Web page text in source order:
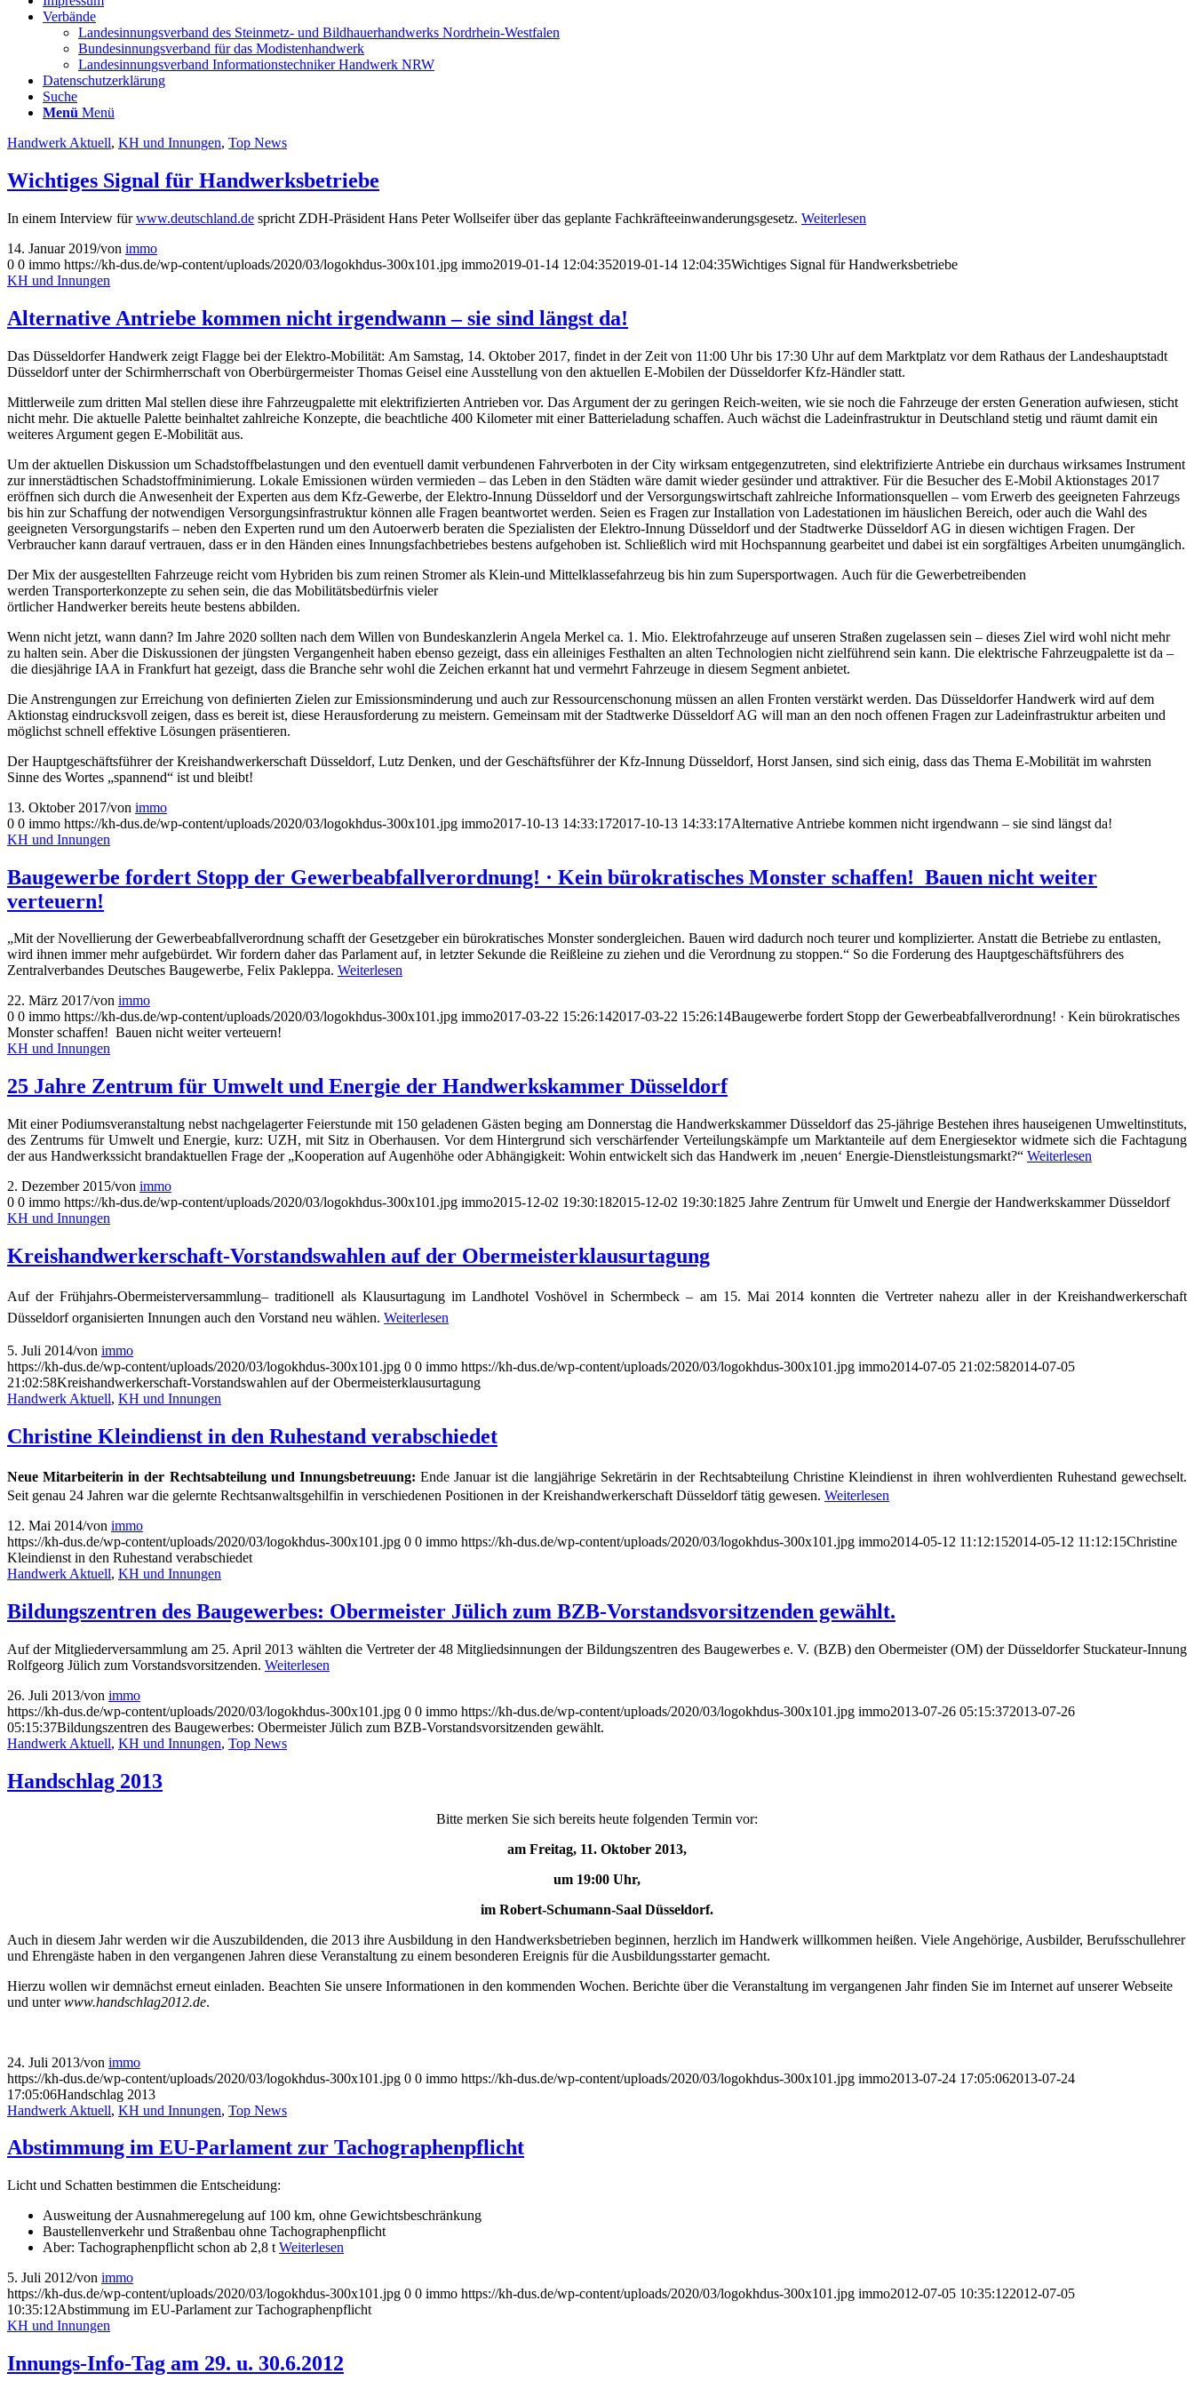
Verbände
Landesinnungsverband des Steinmetz- und Bildhauerhandwerks Nordrhein-Westfalen
Bundesinnungsverband für das Modistenhandwerk
Landesinnungsverband Informationstechniker Handwerk NRW
Datenschutzerklärung
Suche
Menü Menü
Handwerk Aktuell, KH und Innungen, Top News
Wichtiges Signal für Handwerksbetriebe
In einem Interview fürwww.deutschland.de spricht ZDH-Präsident Hans Peter Wollseifer über das geplante Fachkräfteeinwanderungsgesetz. Weiterlesen
14. Januar 2019/von immo
0 0 immo https://kh-dus.de/wp-content/uploads/2020/03/logokhdus-300x101.jpg immo2019-01-14 12:04:352019-01-14 12:04:35Wichtiges Signal für Handwerksbetriebe
KH und Innungen
Alternative Antriebe kommen nicht irgendwann – sie sind längst da!
Das Düsseldorfer Handwerk zeigt Flagge bei der Elektro-Mobilität: Am Samstag, 14. Oktober 2017, findet in der Zeit von 11:00 Uhr bis 17:30 Uhr auf dem Marktplatz vor dem Rathaus der Landeshauptstadt
Düsseldorf unter der Schirmherrschaft von Oberbürgermeister Thomas Geisel eine Ausstellung von den aktuellen E-Mobilen der Düsseldorfer Kfz-Händler statt.
Mittlerweile zum dritten Mal stellen diese ihre Fahrzeugpalette mit elektrifizierten Antrieben vor. Das Argument der zu geringen Reich-weiten, wie sie noch die Fahrzeuge der ersten Generation aufwiesen, sticht
nicht mehr. Die aktuelle Palette beinhaltet zahlreiche Konzepte, die beachtliche 400 Kilometer mit einer Batterieladung schaffen. Auch wächst die Ladeinfrastruktur in Deutschland stetig und räumt damit ein
weiteres Argument gegen E-Mobilität aus.
Um der aktuellen Diskussion um Schadstoffbelastungen und den eventuell damit verbundenen Fahrverboten in der City wirksam entgegenzutreten, sind elektrifizierte Antriebe ein durchaus wirksames Instrument
zur innerstädtischen Schadstoffminimierung. Lokale Emissionen würden vermieden – das Leben in den Städten wäre damit wieder gesünder und attraktiver. Für die Besucher des E-Mobil Aktionstages 2017
eröffnen sich durch die Anwesenheit der Experten aus dem Kfz-Gewerbe, der Elektro-Innung Düsseldorf und der Versorgungswirtschaft zahlreiche Informationsquellen – vom Erwerb des geeigneten Fahrzeugs
bis hin zur Schaffung der notwendigen Versorgungsinfrastruktur können alle Fragen beantwortet werden. Seien es Fragen zur Installation von Ladestationen im häuslichen Bereich, oder auch die Wahl des
geeigneten Versorgungstarifs – neben den Experten rund um den Autoerwerb beraten die Spezialisten der Elektro-Innung Düsseldorf und der Stadtwerke Düsseldorf AG in diesen wichtigen Fragen. Der
Verbraucher kann darauf vertrauen, dass er in den Händen eines Innungsfachbetriebes bestens aufgehoben ist. Schließlich wird mit Hochspannung gearbeitet und dabei ist ein sorgfältiges Arbeiten unumgänglich.
Der Mix der ausgestellten Fahrzeuge reicht vom Hybriden bis zum reinen Stromer als Klein-und Mittelklassefahrzeug bis hin zum Supersportwagen. Auch für die Gewerbetreibenden
werden Transporterkonzepte zu sehen sein, die das Mobilitätsbedürfnis vieler
örtlicher Handwerker bereits heute bestens abbilden.
Wenn nicht jetzt, wann dann? Im Jahre 2020 sollten nach dem Willen von Bundeskanzlerin Angela Merkel ca. 1. Mio. Elektrofahrzeuge auf unseren Straßen zugelassen sein – dieses Ziel wird wohl nicht mehr
zu halten sein. Aber die Diskussionen der jüngsten Vergangenheit haben ebenso gezeigt, dass ein alleiniges Festhalten an alten Technologien nicht zielführend sein kann. Die elektrische Fahrzeugpalette ist da –
die diesjährige IAA in Frankfurt hat gezeigt, dass die Branche sehr wohl die Zeichen erkannt hat und vermehrt Fahrzeuge in diesem Segment anbietet.
Die Anstrengungen zur Erreichung von definierten Zielen zur Emissionsminderung und auch zur Ressourcenschonung müssen an allen Fronten verstärkt werden. Das Düsseldorfer Handwerk wird auf dem
Aktionstag eindrucksvoll zeigen, dass es bereit ist, diese Herausforderung zu meistern. Gemeinsam mit der Stadtwerke Düsseldorf AG will man an den noch offenen Fragen zur Ladeinfrastruktur arbeiten und
möglichst schnell effektive Lösungen präsentieren.
Der Hauptgeschäftsführer der Kreishandwerkerschaft Düsseldorf, Lutz Denken, und der Geschäftsführer der Kfz-Innung Düsseldorf, Horst Jansen, sind sich einig, dass das Thema E-Mobilität im wahrsten
Sinne des Wortes „spannend“ ist und bleibt!
13. Oktober 2017/von immo
0 0 immo https://kh-dus.de/wp-content/uploads/2020/03/logokhdus-300x101.jpg immo2017-10-13 14:33:172017-10-13 14:33:17Alternative Antriebe kommen nicht irgendwann – sie sind längst da!
KH und Innungen
Baugewerbe fordert Stopp der Gewerbeabfallverordnung! · Kein bürokratisches Monster schaffen! Bauen nicht weiter
verteuern!
„Mit der Novellierung der Gewerbeabfallverordnung schafft der Gesetzgeber ein bürokratisches Monster sondergleichen. Bauen wird dadurch noch teurer und komplizierter. Anstatt die Betriebe zu entlasten,
wird ihnen immer mehr aufgebürdet. Wir fordern daher das Parlament auf, in letzter Sekunde die Reißleine zu ziehen und die Verordnung zu stoppen.“ So die Forderung des Hauptgeschäftsführers des
Zentralverbandes Deutsches Baugewerbe, Felix Pakleppa. Weiterlesen
22. März 2017/von immo
0 0 immo https://kh-dus.de/wp-content/uploads/2020/03/logokhdus-300x101.jpg immo2017-03-22 15:26:142017-03-22 15:26:14Baugewerbe fordert Stopp der Gewerbeabfallverordnung! · Kein bürokratisches
Monster schaffen! Bauen nicht weiter verteuern!
KH und Innungen
25 Jahre Zentrum für Umwelt und Energie der Handwerkskammer Düsseldorf
Mit einer Podiumsveranstaltung nebst nachgelagerter Feierstunde mit 150 geladenen Gästen beging am Donnerstag die Handwerkskammer Düsseldorf das 25-jährige Bestehen ihres hauseigenen Umweltinstituts,
des Zentrums für Umwelt und Energie, kurz: UZH, mit Sitz in Oberhausen. Vor dem Hintergrund sich verschärfender Verteilungskämpfe um Marktanteile auf dem Energiesektor widmete sich die Fachtagung
der aus Handwerkssicht brandaktuellen Frage der „Kooperation auf Augenhöhe oder Abhängigkeit: Wohin entwickelt sich das Handwerk im ‚neuen‘ Energie-Dienstleistungsmarkt?“ Weiterlesen
2. Dezember 2015/von immo
0 0 immo https://kh-dus.de/wp-content/uploads/2020/03/logokhdus-300x101.jpg immo2015-12-02 19:30:182015-12-02 19:30:1825 Jahre Zentrum für Umwelt und Energie der Handwerkskammer Düsseldorf
KH und Innungen
Kreishandwerkerschaft-Vorstandswahlen auf der Obermeisterklausurtagung
Auf der Frühjahrs-Obermeisterversammlung– traditionell als Klausurtagung im Landhotel Voshövel in Schermbeck – am 15. Mai 2014 konnten die Vertreter nahezu aller in der Kreishandwerkerschaft
Düsseldorf organisierten Innungen auch den Vorstand neu wählen. Weiterlesen
5. Juli 2014/von immo
https://kh-dus.de/wp-content/uploads/2020/03/logokhdus-300x101.jpg 0 0 immo https://kh-dus.de/wp-content/uploads/2020/03/logokhdus-300x101.jpg immo2014-07-05 21:02:582014-07-05
21:02:58Kreishandwerkerschaft-Vorstandswahlen auf der Obermeisterklausurtagung
Handwerk Aktuell, KH und Innungen
Christine Kleindienst in den Ruhestand verabschiedet
Neue Mitarbeiterin in der Rechtsabteilung und Innungsbetreuung: Ende Januar ist die langjährige Sekretärin in der Rechtsabteilung Christine Kleindienst in ihren wohlverdienten Ruhestand gewechselt.
Seit genau 24 Jahren war die gelernte Rechtsanwaltsgehilfin in verschiedenen Positionen in der Kreishandwerkerschaft Düsseldorf tätig gewesen. Weiterlesen
12. Mai 2014/von immo
https://kh-dus.de/wp-content/uploads/2020/03/logokhdus-300x101.jpg 0 0 immo https://kh-dus.de/wp-content/uploads/2020/03/logokhdus-300x101.jpg immo2014-05-12 11:12:152014-05-12 11:12:15Christine
Kleindienst in den Ruhestand verabschiedet
Handwerk Aktuell, KH und Innungen
Bildungszentren des Baugewerbes: Obermeister Jülich zum BZB-Vorstandsvorsitzenden gewählt.
Auf der Mitgliederversammlung am 25. April 2013 wählten die Vertreter der 48 Mitgliedsinnungen der Bildungszentren des Baugewerbes e. V. (BZB) den Obermeister (OM) der Düsseldorfer Stuckateur-Innung
Rolfgeorg Jülich zum Vorstandsvorsitzenden. Weiterlesen
26. Juli 2013/von immo
https://kh-dus.de/wp-content/uploads/2020/03/logokhdus-300x101.jpg 0 0 immo https://kh-dus.de/wp-content/uploads/2020/03/logokhdus-300x101.jpg immo2013-07-26 05:15:372013-07-26
05:15:37Bildungszentren des Baugewerbes: Obermeister Jülich zum BZB-Vorstandsvorsitzenden gewählt.
Handwerk Aktuell, KH und Innungen, Top News
Handschlag 2013
Bitte merken Sie sich bereits heute folgenden Termin vor:
am Freitag, 11. Oktober 2013,
um 19:00 Uhr,
im Robert-Schumann-Saal Düsseldorf.
Auch in diesem Jahr werden wir die Auszubildenden, die 2013 ihre Ausbildung in den Handwerksbetrieben beginnen, herzlich im Handwerk willkommen heißen. Viele Angehörige, Ausbilder, Berufsschullehrer
und Ehrengäste haben in den vergangenen Jahren diese Veranstaltung zu einem besonderen Ereignis für die Ausbildungsstarter gemacht.
Hierzu wollen wir demnächst erneut einladen. Beachten Sie unsere Informationen in den kommenden Wochen. Berichte über die Veranstaltung im vergangenen Jahr finden Sie im Internet auf unserer Webseite
und unterwww.handschlag2012.de.
24. Juli 2013/von immo
https://kh-dus.de/wp-content/uploads/2020/03/logokhdus-300x101.jpg 0 0 immo https://kh-dus.de/wp-content/uploads/2020/03/logokhdus-300x101.jpg immo2013-07-24 17:05:062013-07-24
17:05:06Handschlag 2013
Handwerk Aktuell, KH und Innungen, Top News
Abstimmung im EU-Parlament zur Tachographenpflicht
Licht und Schatten bestimmen die Entscheidung:
Ausweitung der Ausnahmeregelung auf 100 km, ohne Gewichtsbeschränkung
Baustellenverkehr und Straßenbau ohne Tachographenpflicht
Aber: Tachographenpflicht schon ab 2,8 t Weiterlesen
5. Juli 2012/von immo
https://kh-dus.de/wp-content/uploads/2020/03/logokhdus-300x101.jpg 0 0 immo https://kh-dus.de/wp-content/uploads/2020/03/logokhdus-300x101.jpg immo2012-07-05 10:35:122012-07-05
10:35:12Abstimmung im EU-Parlament zur Tachographenpflicht
KH und Innungen
Innungs-Info-Tag am 29. u. 30.6.2012